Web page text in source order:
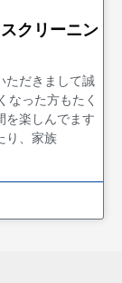
クリーニン
ただきまして誠
なった方もたく
を楽しんでます
り、家族